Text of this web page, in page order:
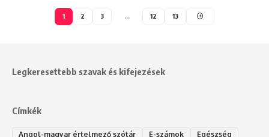
1 2 3 … 12 13
Legkeresettebb szavak és kifejezések
Címkék
Angol-magyar értelmező szótár E-számok
Egészség